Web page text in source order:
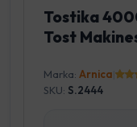
Tostika
Tost
Marka: Arnica
SKU: S.2444